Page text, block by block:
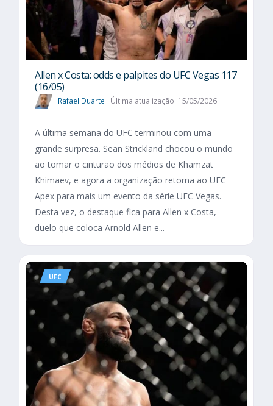
Allen x Costa: odds e palpites do UFC Vegas 117
(16/05)
Rafael Duarte Última atualização: 15/05/2026
A última semana do UFC terminou com uma
grande surpresa. Sean Strickland chocou o mundo
ao tomar o cinturão dos médios de Khamzat
Khimaev, e agora a organização retorna ao UFC
Apex para mais um evento da série UFC Vegas.
Desta vez, o destaque fica para Allen x Costa,
duelo que coloca Arnold Allen e...
UFC